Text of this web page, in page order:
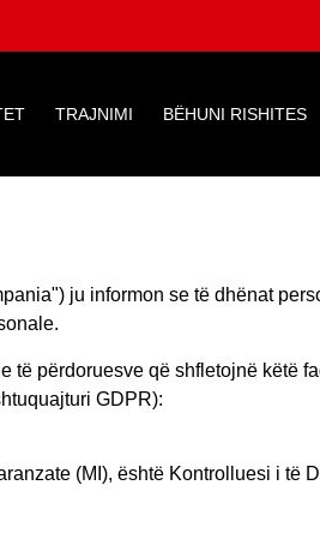
TRAJNIMI BËHUNI RISHITES
ju informon se të dhënat
përdoruesve që shfletojnë këtë
GDPR):
(MI), është Kontrolluesi i të